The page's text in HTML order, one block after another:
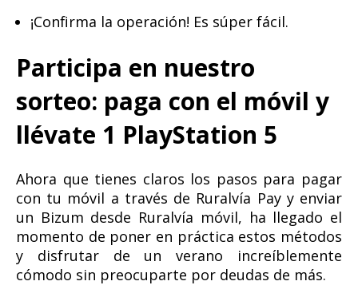
¡Confirma la operación! Es súper fácil.
Participa en nuestro
sorteo: paga con el móvil y
llévate 1 PlayStation 5
Ahora que tienes claros los pasos para pagar
con tu móvil a través de Ruralvía Pay y enviar
un Bizum desde Ruralvía móvil, ha llegado el
momento de poner en práctica estos métodos
y disfrutar de un verano increíblemente
cómodo sin preocuparte por deudas de más.